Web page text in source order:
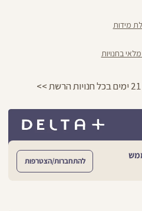
מידות
בחנויות
עד הבית - לכל הפרטים >>
להתחברות/הצטרפות